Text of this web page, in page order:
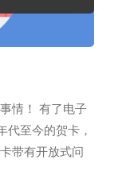
情！ 有了电子
至今的贺卡，
带有开放式问